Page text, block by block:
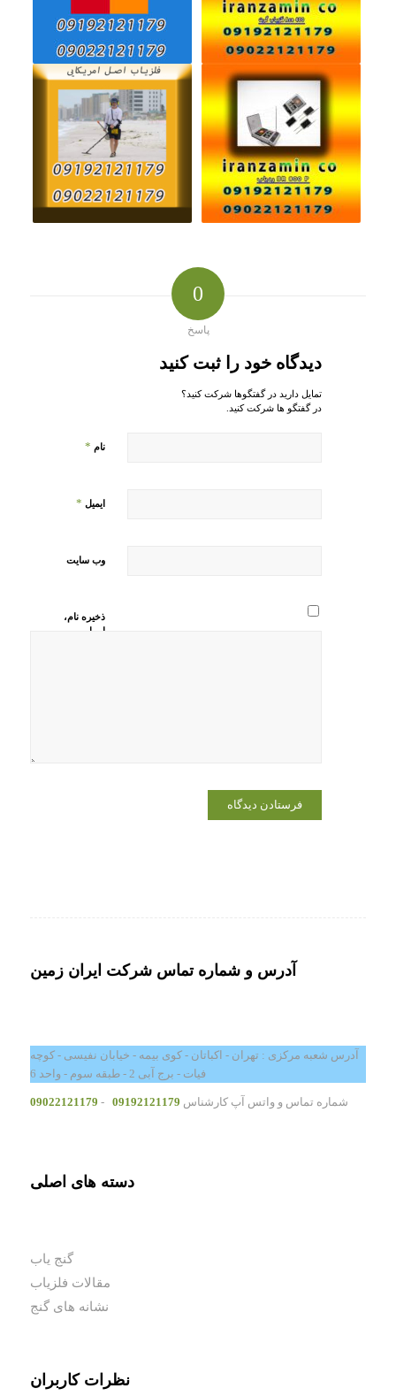
0
پاسخ
دیدگاه خود را ثبت کنید
تمایل دارید در گفتگوها شرکت کنید؟
در گفتگو ها شرکت کنید.
نام *
ایمیل *
وب‌ سایت
ذخیره نام،
ایمیل و
آدرس و شماره تماس شرکت ایران زمین
آدرس شعبه مرکزی : تهران - اکباتان - کوی بیمه - خیابان نفیسی - کوچه
فیات - برج آبی 2 - طبقه سوم - واحد 6
شماره تماس و واتس آپ کارشناس 09192121179
-
09022121179
دسته های اصلی
گنج یاب
مقالات فلزیاب
نشانه های گنج
نظرات کاربران